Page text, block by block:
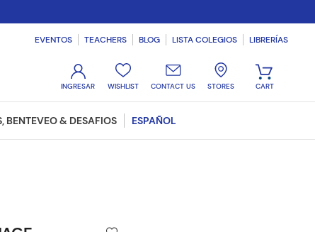
EVENTOS TEACHERS BLOG LISTA COLEGIOS LIBRERÍAS
WISHLIST CONTACT US STORES
BENTEVEO & DESAFIOS ESPAÑOL